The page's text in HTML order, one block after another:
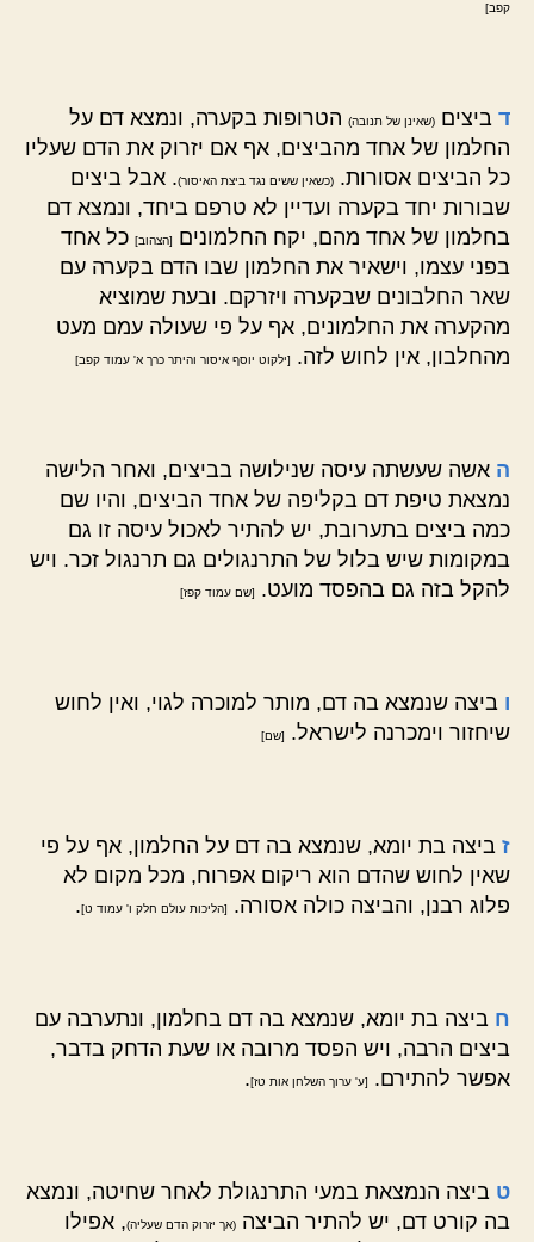
קפב]
ד ביצים (שאינן של תנובה) הטרופות בקערה, ונמצא דם על
החלמון של אחד מהביצים, אף אם יזרוק את הדם שעליו
כל הביצים אסורות. (כשאין ששים נגד ביצת האיסור). אבל ביצים
שבורות יחד בקערה ועדיין לא טרפם ביחד, ונמצא דם
בחלמון של אחד מהם, יקח החלמונים
[הצהוב] כל אחד
בפני עצמו, וישאיר את החלמון שבו הדם בקערה עם
שאר החלבונים שבקערה ויזרקם. ובעת שמוציא
מהקערה את החלמונים, אף על פי שעולה עמם מעט
מהחלבון, אין לחוש לזה.
[ילקוט יוסף איסור והיתר כרך א' עמוד קפב]
ה אשה שעשתה עיסה שנילושה בביצים, ואחר הלישה
נמצאת טיפת דם בקליפה של אחד הביצים, והיו שם
כמה ביצים בתערובת, יש להתיר לאכול עיסה זו גם
במקומות שיש בלול של התרנגולים גם תרנגול זכר. ויש
להקל בזה גם בהפסד מועט.
[שם עמוד קפז]
ו ביצה שנמצא בה דם, מותר למוכרה לגוי, ואין לחוש
שיחזור וימכרנה לישראל.
[שם]
ז ביצה בת יומא, שנמצא בה דם על החלמון, אף על פי
שאין לחוש שהדם הוא ריקום אפרוח, מכל מקום לא
פלוג רבנן, והביצה כולה אסורה.
[הליכות עולם חלק ו' עמוד ט].
ח ביצה בת יומא, שנמצא בה דם בחלמון, ונתערבה עם
ביצים הרבה, ויש הפסד מרובה או שעת הדחק בדבר,
אפשר להתירם.
[ע' ערוך השלחן אות טז].
ט ביצה הנמצאת במעי התרנגולת לאחר שחיטה, ונמצא
בה קורט דם, יש להתיר הביצה (אך יזרוק הדם שעליה), אפילו